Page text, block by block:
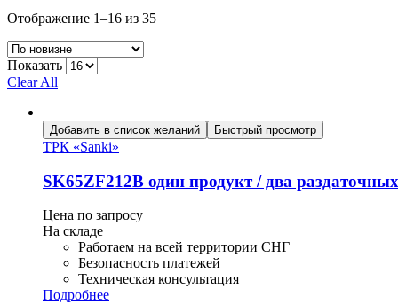
Отображение 1–16 из 35Сортировка:
Показать
Clear All
Добавить в список желаний Быстрый просмотр
ТРК «Sanki»
SK65ZF212B один продукт / два
Цена по запросу
На складе
Работаем на всей территории СНГ
Безопасность платежей
Техническая консультация
Подробнее